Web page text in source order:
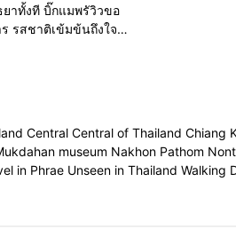
ทั้งที บิ๊กแมพรัวิวขอ
รสชาติเข้มข้นถึงใจ
karasusushi/?
Hoy7sb4i6PQduvDo7
ธยา
https://
House/
วนิดา ฮาลาล รี
Tel : 066-
: https://
Central Central of Thailand Chiang
museum Nakhon Pathom
in Phrae Unseen in Thailand